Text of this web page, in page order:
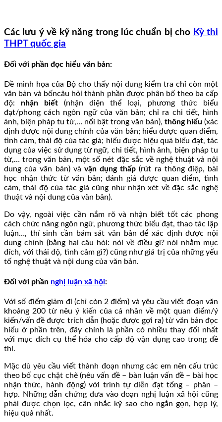
Các lưu ý về kỹ năng trong lúc chuẩn bị cho Kỳ thi
THPT quốc gia
Đối với phần đọc hiểu văn bản:
Đề minh họa của Bộ cho thấy nội dung kiểm tra chỉ còn một
văn bản và bốncâu hỏi thành phần được phân bố theo ba cấp
độ: nhận biết (nhận diện thể loại, phương thức biểu
đạt/phong cách ngôn ngữ của văn bản; chỉ ra chi tiết, hình
ảnh, biện pháp tu từ,… nổi bật trong văn bản), thông hiểu (xác
định được nội dung chính của văn bản; hiểu được quan điểm,
tình cảm, thái độ của tác giả; hiểu được hiệu quả biểu đạt, tác
dụng của việc sử dụng từ ngữ, chi tiết, hình ảnh, biện pháp tu
từ,… trong văn bản, một số nét đặc sắc về nghệ thuật và nội
dung của văn bản) và vận dụng thấp (rút ra thông điệp, bài
học nhận thức từ văn bản; đánh giá được quan điểm, tình
cảm, thái độ của tác giả cũng như nhận xét về đặc sắc nghệ
thuật và nội dung của văn bản).
Do vậy, ngoài việc cần nắm rõ và nhận biết tốt các phong
cách chức năng ngôn ngữ, phương thức biểu đạt, thao tác lập
luận…, thí sinh cần bám sát văn bản để xác định được nội
dung chính (bằng hai câu hỏi: nói về điều gì? nói nhằm mục
đích, với thái độ, tình cảm gì?) cũng như giá trị của những yếu
tố nghệ thuật và nội dung của văn bản.
Đối với phần nghị luận xã hội:
Với số điểm giảm đi (chỉ còn 2 điểm) và yêu cầu viết đoạn văn
khoảng 200 từ nêu ý kiến của cá nhân về một quan điểm/ý
kiến/vấn đề được trích dẫn (hoặc được gợi ra) từ văn bản đọc
hiểu ở phần trên, đây chính là phần có nhiều thay đổi nhất
với mục đích cụ thể hóa cho cấp độ vận dụng cao trong đề
thi.
Mặc dù yêu cầu viết thành đoạn nhưng các em nên cấu trúc
theo bố cục chặt chẽ (nêu vấn đề – bàn luận vấn đề – bài học
nhận thức, hành động) với trình tự diễn đạt tổng – phân –
hợp. Những dẫn chứng đưa vào đoạn nghị luận xã hội cũng
phải được chọn lọc, cân nhắc kỹ sao cho ngắn gọn, hợp lý,
hiệu quả nhất.